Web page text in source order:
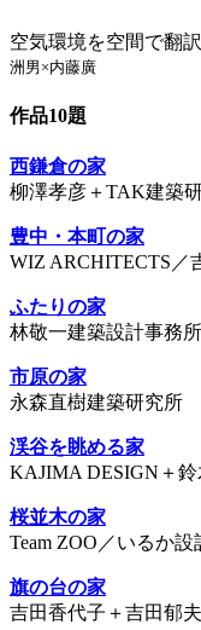
空気環境を空間で翻
洲男×内藤廣
作品10題
西鎌倉の家
柳澤孝彦＋TAK建築
豊中・本町の家
WIZ ARCHITECTS／
ふたりの家
林敬一建築設計事務所
市原の家
永森直樹建築研究所
渓谷を眺める家
KAJIMA DESIGN＋
桜並木の家
Team ZOO／いるか設
旗の台の家
吉田香代子＋吉田郁夫